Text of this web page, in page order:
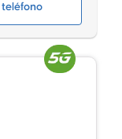
teléfono